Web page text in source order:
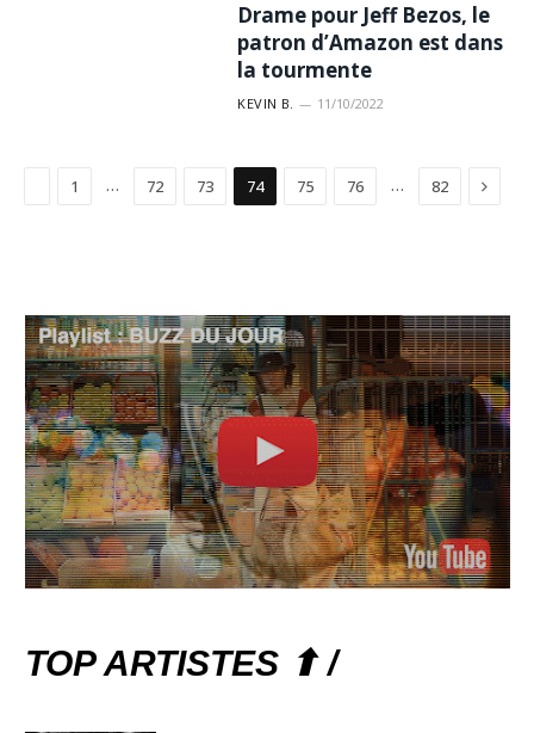
Drame pour Jeff Bezos, le
patron d’Amazon est dans
la tourmente
KEVIN B. 11/10/2022
Précédent
1 … 72 73 74 75 76 … 82
TOP ARTISTES ⬆ /